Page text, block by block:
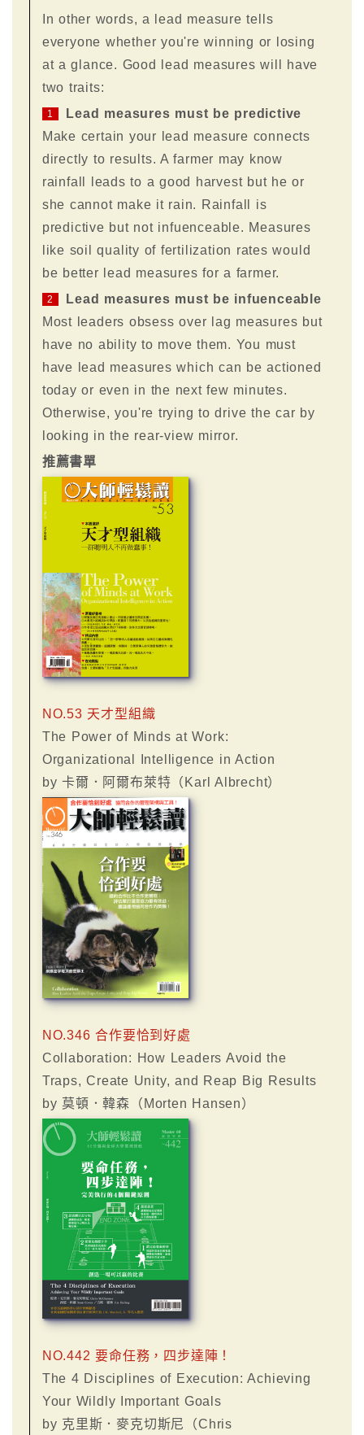
In other words, a lead measure tells
everyone whether you're winning or losing
at a glance. Good lead measures will have
two traits:
1
Lead measures must be predictive
Make certain your lead measure connects
directly to results. A farmer may know
rainfall leads to a good harvest but he or
she cannot make it rain. Rainfall is
predictive but not infuenceable. Measures
like soil quality of fertilization rates would
be better lead measures for a farmer.
2
Lead measures must be infuenceable
Most leaders obsess over lag measures but
have no ability to move them. You must
have lead measures which can be actioned
today or even in the next few minutes.
Otherwise, you're trying to drive the car by
looking in the rear-view mirror.
推薦書單
NO.53 天才型組織
The Power of Minds at Work:
Organizational Intelligence in Action
by 卡爾．阿爾布萊特（Karl Albrecht）
NO.346 合作要恰到好處
Collaboration: How Leaders Avoid the
Traps, Create Unity, and Reap Big Results
by 莫頓．韓森（Morten Hansen）
NO.442 要命任務，四步達陣！
The 4 Disciplines of Execution: Achieving
Your Wildly Important Goals
by 克里斯．麥克切斯尼（Chris